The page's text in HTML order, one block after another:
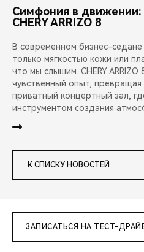
Симфония в движении:
CHERY ARRIZO 8
В современном бизнес-
только мягкостью кожи или
что мы слышим. CHERY
чувственный опыт,
приватный концертный зал,
инструментом создания
К СПИСКУ НОВОСТЕЙ
ЗАПИСАТЬСЯ НА ТЕСТ-